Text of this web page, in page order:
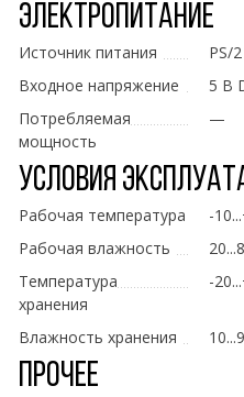
Электропитание
Источник питания
PS/2
Входное напряжение
5 В
Потребляемая
мощность
—
Условия
Рабочая температура
-
Рабочая влажность
Температура
хранения
-
Влажность хранения
Прочее